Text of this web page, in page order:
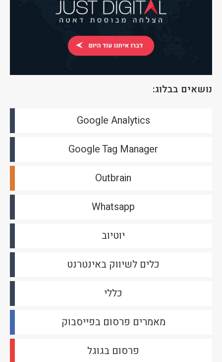
נושאים בבלוג:
Google Analytics
Google Tag Manager
Outbrain
Whatsapp
יוטיוב
כלים לשיווק באינטרנט
כללי
מאמרים פרסום בפייסבוק
פרסום בגוגל